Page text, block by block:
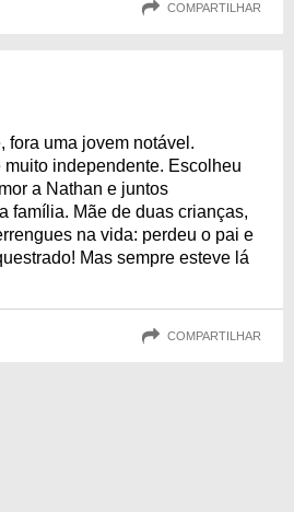
COMPARTILHAR
fora uma jovem notável.
muito independente. Escolheu
a Nathan e juntos
família. Mãe de duas crianças,
na vida: perdeu o pai e
Mas sempre esteve lá
COMPARTILHAR